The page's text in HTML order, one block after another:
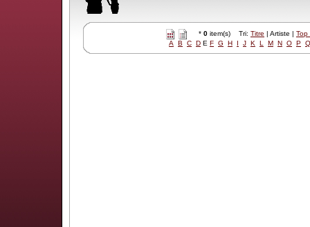
* 0 item(s) Tri: Titre | Artiste | Top
A
B C D E F G H I J K L M N O P Q